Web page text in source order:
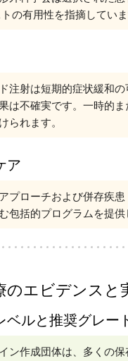
の有用性を指摘していま
注射は短期的症状緩和の
は不確実です。一時的
られます。
ア
プローチおよび併存疾患
包括的プログラムを提供
のエビデンスと
ベルと推奨グレー
ン作成団体は、多くの保